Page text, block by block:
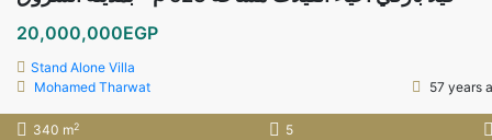
20,000,000EGP
Stand Alone Villa
Mohamed Tharwat
57 years
340 m2 5